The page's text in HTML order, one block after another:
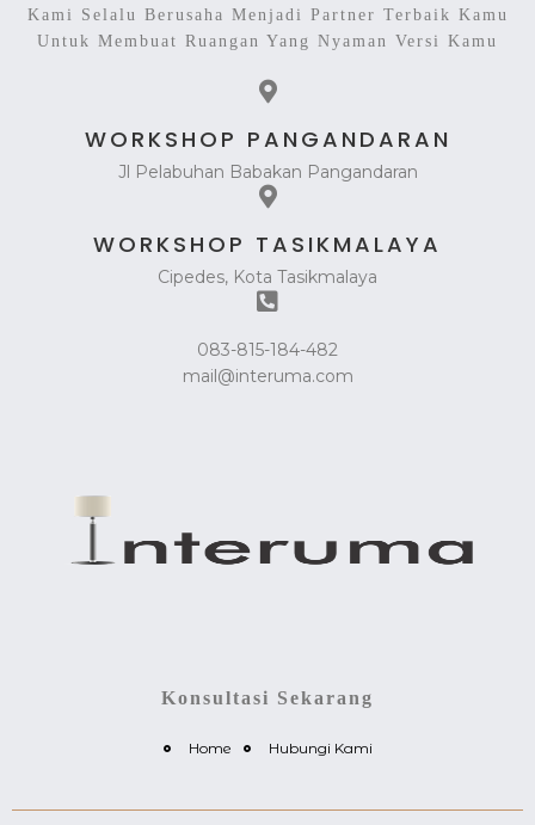
Kami Selalu Berusaha Menjadi Partner Terbaik Kamu
Untuk Membuat Ruangan Yang Nyaman Versi Kamu
WORKSHOP PANGANDARAN
Jl Pelabuhan Babakan Pangandaran
WORKSHOP TASIKMALAYA
Cipedes, Kota Tasikmalaya
083-815-184-482
mail@interuma.com
Konsultasi Sekarang
Home Hubungi Kami